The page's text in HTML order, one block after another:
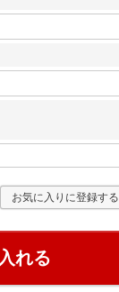
お気に入りに登録する
れる